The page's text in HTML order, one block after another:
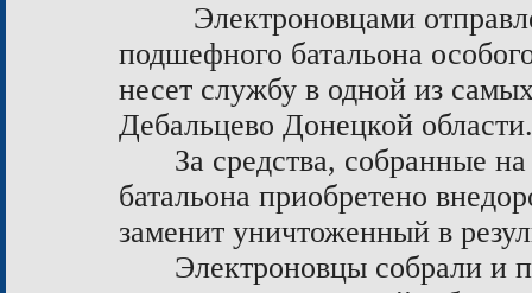
Электроновцами
подшефного батальона
несет службу в одной из
Дебальцево Донецкой области.
За средства, собранные
батальона приобретено
заменит уничтоженный в
Электроновцы собрали и